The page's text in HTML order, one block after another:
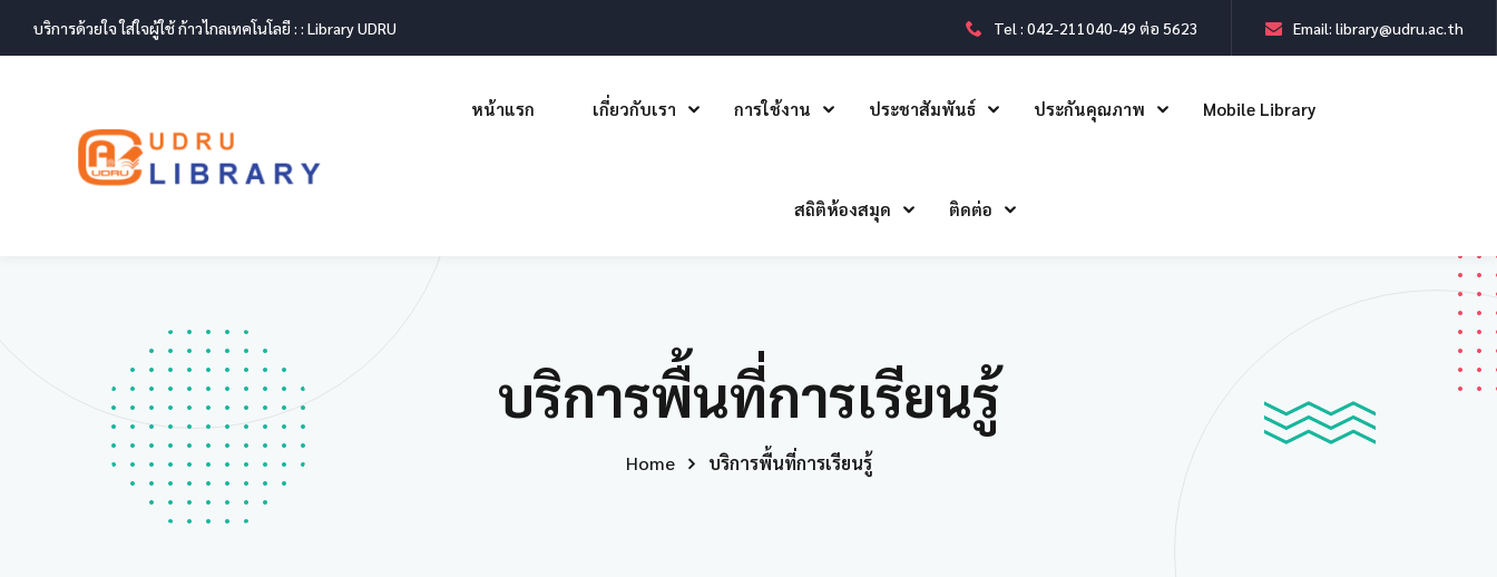
บริการด้วยใจ ใส่ใจผู้ใช้ ก้าวไกลเทคโนโลยี : : Library UDRU Tel : 042-211040-49 ต่อ 5623 Email: library@udru.ac.th
หน้าแรก เกี่ยวกับเรา การใช้งาน ประชาสัมพันธ์ ประกันคุณภาพ Mobile Library
สถิติห้องสมุด ติดต่อ
บริการพื้นที่การเรียนรู้
Home บริการพื้นที่การเรียนรู้